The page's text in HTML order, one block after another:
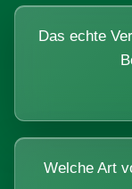
Das echte
Welche Art